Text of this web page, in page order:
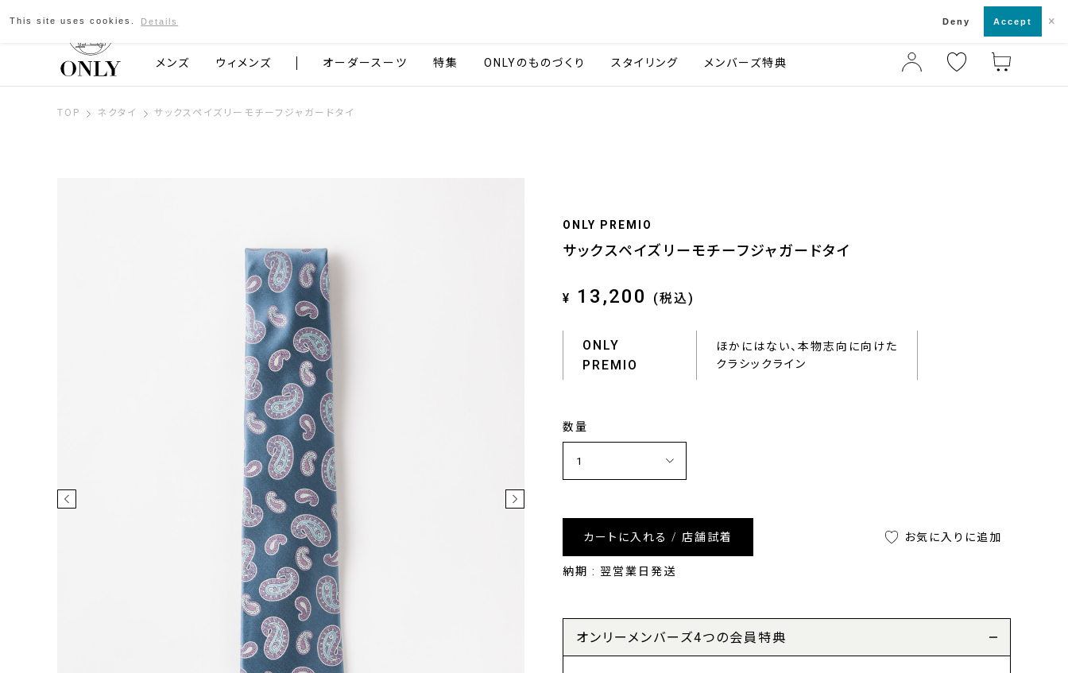
京都発のスーツブランド ONLY
メンズ ウィメンズ オーダースーツ 特集 ONLYのものづくり スタイリング メンバーズ特典
TOP ネクタイ サックスペイズリーモチーフジャガードタイ
ONLY PREMIO
サックスペイズリーモチーフジャガードタイ
¥ 13,200 (税込)
ONLY
PREMIO
ほかにはない、本物志向に向けた
クラシックライン
数量
カートに入れる / 店舗試着
納期 : 翌営業日発送
お気に入りに追加
オンリーメンバーズ4つの会員特典
This site uses cookies. Details Deny Accept ×